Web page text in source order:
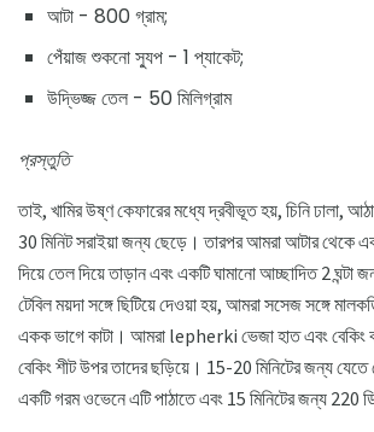
আটা - 800 গ্রাম;
পেঁয়াজ শুকনো স্যুপ - 1 প্যাকেট;
উদ্ভিজ্জ তেল - 50 মিলিগ্রাম
প্রস্তুতি
তাই, খামির উষ্ণ কেফারের মধ্যে দ্রবীভূত হয়, চিনি ঢালা,
30 মিনিট সরাইয়া জন্য ছেড়ে। তারপর আমরা আটার থেকে
দিয়ে তেল দিয়ে তাড়ান এবং একটি ঘামানো আচ্ছাদিত 2
টেবিল ময়দা সঙ্গে ছিটিয়ে দেওয়া হয়, আমরা সসেজ সঙ্গে
একক ভাগে কাটা। আমরা lepherki ভেজা হাত এবং বেকিং
বেকিং শীট উপর তাদের ছড়িয়ে। 15-20 মিনিটের জন্য
একটি গরম ওভেনে এটি পাঠাতে এবং 15 মিনিটের জন্য 220